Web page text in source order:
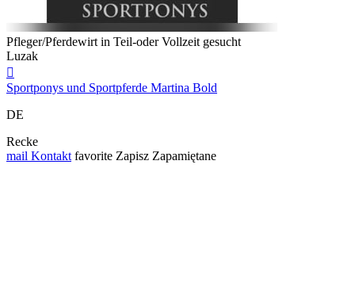
Pfleger/Pferdewirt in Teil-oder Vollzeit gesucht
Luzak

Sportponys und Sportpferde Martina Bold
DE
Recke
mail Kontakt favorite Zapisz Zapamiętane